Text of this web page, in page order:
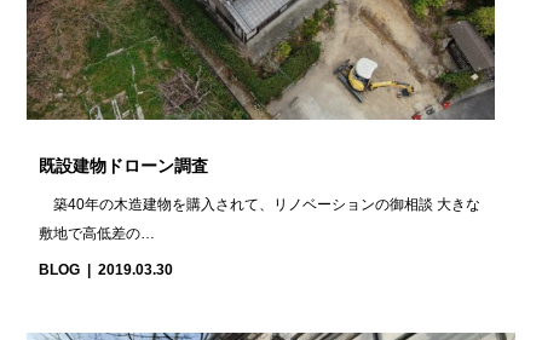
既設建物ドローン調査
築40年の木造建物を購入されて、リノベーションの御相談 大きな
敷地で高低差の…
BLOG 2019.03.30